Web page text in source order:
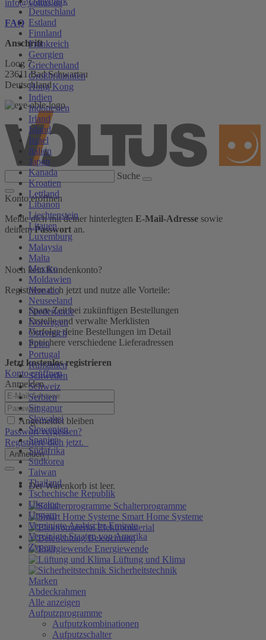
Deutschland
Estland
Finnland
Frankreich
Georgien
Griechenland
Großbritannien
Hong Kong
Indien
Indonesien
Irland
Island
Israel
Italien
Japan
Kanada
Kroatien
Lettland
Libanon
Liechtenstein
Litauen
Luxemburg
Malaysia
Malta
Mexiko
Moldawien
Monaco
Neuseeland
Niederlande
Norwegen
Österreich
Polen
Portugal
Rumänien
Schweden
Schweiz
Serbien
Singapur
Slowakei
Slowenien
Spanien
Südafrika
Südkorea
Taiwan
Thailand
Tschechische Republik
Ukraine
Ungarn
Vereinigte Arabische Emirate
Vereinigte Staaten von Amerika
Zypern
info@voltus.de
FAQ
Anschrift
Loog 7
23611 Bad Schwartau
Deutschland
Suche
Konto eröffnen
Melde dich mit deiner hinterlegten E-Mail-Adresse sowie
deinemPasswort an.
Noch kein Kundenkonto?
Registriere dich jetzt und nutze alle Vorteile:
Spare Zeit bei zukünftigen Bestellungen
Erstelle und verwalte Merklisten
Verfolge deine Bestellungen im Detail
Speichere verschiedene Lieferadressen
Jetzt kostenlos registrieren
Konto eröffnen
Anmelden
Angemeldet bleiben
Passwort vergessen?
Registriere dich jetzt.
Anmelden
Der Warenkorb ist leer.
Schalterprogramme
Smart Home Systeme
Elektromaterial
Beleuchtung
Energiewende
Lüftung und Klima
Sicherheitstechnik
Marken
Abdeckrahmen
Alle anzeigen
Aufputzprogramme
Aufputzkombinationen
Aufputzschalter